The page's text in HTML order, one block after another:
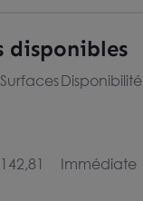
disponibles
SurfacesDisponibilité
142,81 Immédiate